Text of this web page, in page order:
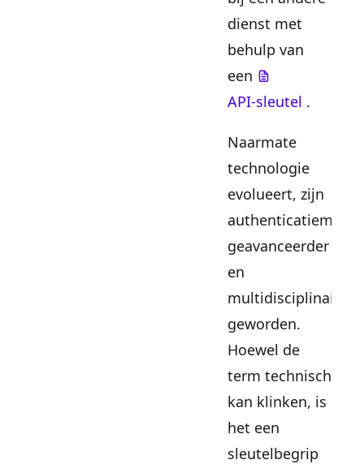
dienst met
behulp van
een
API-sleutel .
Naarmate
technologie
evolueert, zijn
geavanceerder
en
multidisciplinair
geworden.
Hoewel de
term technisch
kan klinken, is
het een
sleutelbegrip